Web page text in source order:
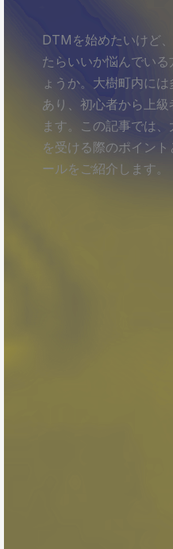
DTMを始めたいけど
たらいいか悩んでい
ょうか。大樹町内に
あり、初心者から上
ます。この記事では
を受ける際のポイン
ールをご紹介します。